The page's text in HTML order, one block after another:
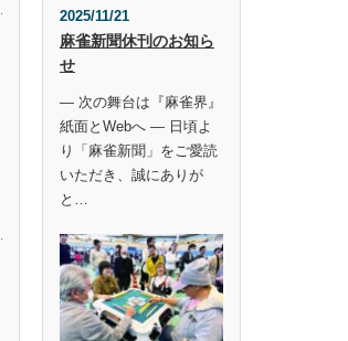
2025/11/21
麻雀新聞休刊のお知ら
せ
― 次の舞台は『麻雀界』
紙面とWebへ ― 日頃よ
り「麻雀新聞」をご愛読
いただき、誠にありが
と…